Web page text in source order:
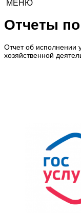
МЕНЮ
Отчеты
Отчет об исполнении
хозяйственной